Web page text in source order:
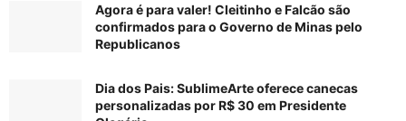
Agora é para valer! Cleitinho e Falcão são
confirmados para o Governo de Minas pelo
Republicanos
Dia dos Pais: SublimeArte oferece canecas
personalizadas por R$ 30 em Presidente